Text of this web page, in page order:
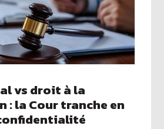
vs droit à la
la Cour tranche en